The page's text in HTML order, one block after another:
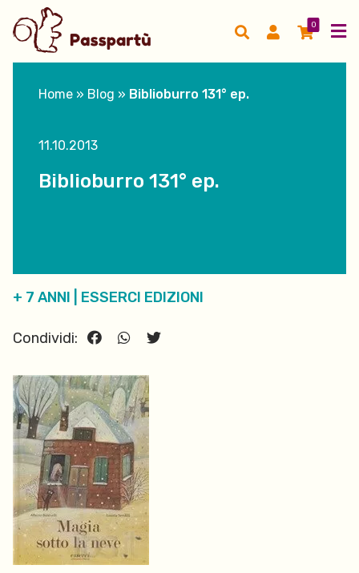
0
Home » Blog » Biblioburro 131° ep.
11.10.2013
Biblioburro 131° ep.
+ 7 ANNI ESSERCI EDIZIONI
Condividi: